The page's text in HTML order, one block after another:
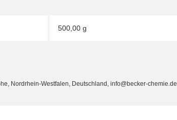
500,00 g
Nordrhein-Westfalen, Deutschland, info@becker-chemie.de